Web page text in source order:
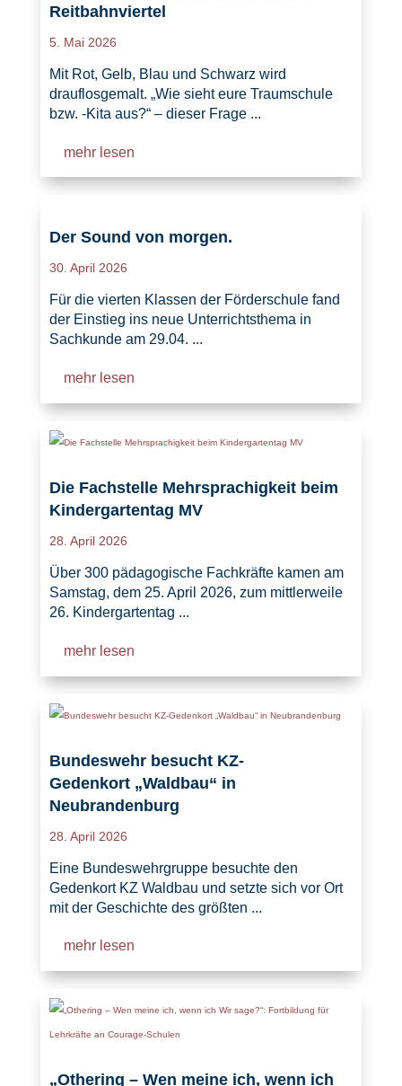
Reitbahnviertel
5. Mai 2026
Mit Rot, Gelb, Blau und Schwarz wird
drauflosgemalt. „Wie sieht eure Traumschule
bzw. -Kita aus?“ – dieser Frage ...
mehr lesen
Der Sound von morgen.
30. April 2026
Für die vierten Klassen der Förderschule fand
der Einstieg ins neue Unterrichtsthema in
Sachkunde am 29.04. ...
mehr lesen
Die Fachstelle Mehrsprachigkeit beim
Kindergartentag MV
28. April 2026
Über 300 pädagogische Fachkräfte kamen am
Samstag, dem 25. April 2026, zum mittlerweile
26. Kindergartentag ...
mehr lesen
Bundeswehr besucht KZ-
Gedenkort „Waldbau“ in
Neubrandenburg
28. April 2026
Eine Bundeswehrgruppe besuchte den
Gedenkort KZ Waldbau und setzte sich vor Ort
mit der Geschichte des größten ...
mehr lesen
„Othering – Wen meine ich, wenn ich